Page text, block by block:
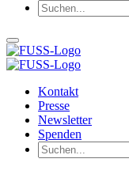
Kontakt
Presse
Newsletter
Spenden